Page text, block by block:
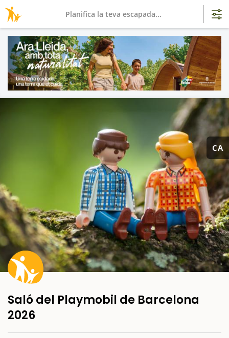
CA
Saló del Playmobil de Barcelona
2026
Planifica la teva escapada...